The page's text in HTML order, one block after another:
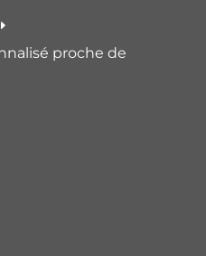
E
proche de